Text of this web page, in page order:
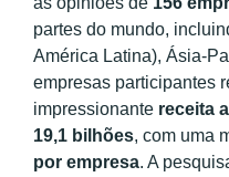
partes do mundo,
América Latina), Ásia-
empresas participantes
impressionante receita
19,1 bilhões, com uma
por empresa. A